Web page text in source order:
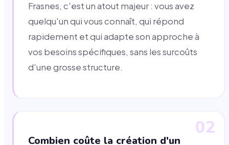
Frasnes, c'est un atout majeur : vous avez
quelqu'un qui vous connaît, qui répond
rapidement et qui adapte son approche à
vos besoins spécifiques, sans les surcoûts
d'une grosse structure.
02
Combien coûte la création d'un